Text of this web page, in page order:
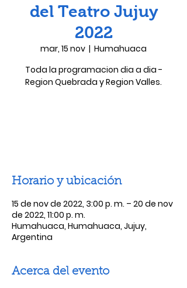
del Teatro Jujuy
2022
mar, 15 nov
  |
Humahuaca
Toda la programacion dia a dia -
Region Quebrada y Region Valles.
Horario y ubicación
15 de nov de 2022, 3:00 p. m. – 20 de nov
de 2022, 11:00 p. m.
Humahuaca, Humahuaca, Jujuy,
Argentina
Acerca del evento